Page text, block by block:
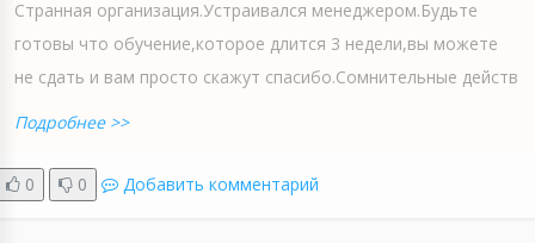
Странная организация.Устраивался менеджером.Будьте
готовы что обучение,которое длится 3 недели,вы можете
не сдать и вам просто скажут спасибо.Сомнительные действ
Подробнее >>
0 0 Добавить комментарий